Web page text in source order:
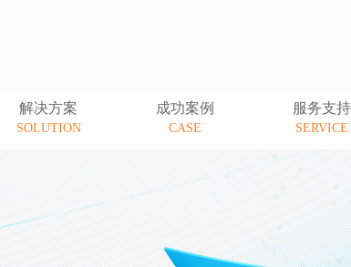
解决方案
SOLUTION
成功案例
CASE
服务支持
SERVICE